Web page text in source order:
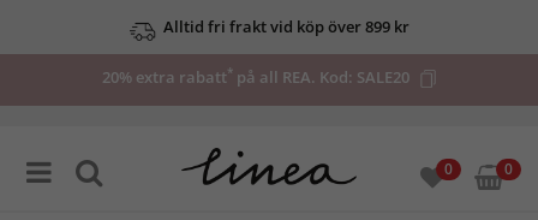
Alltid fri frakt vid köp över 899 kr
20% extra rabatt*på all REA. Kod: SALE20
0 0